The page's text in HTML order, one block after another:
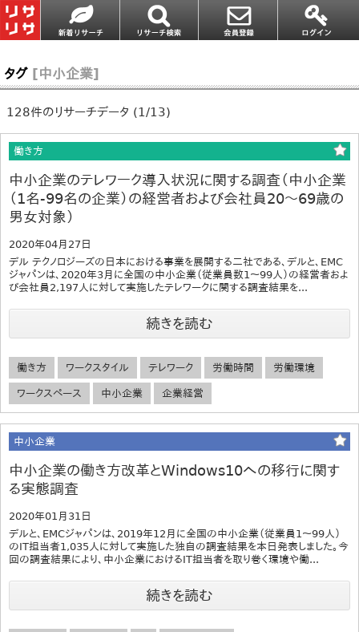
タグ [中小企業]
128件のリサーチデータ (1/13)
働き方
中小企業のテレワーク導入状況に関する調査（中小企業
（1名-99名の企業）の経営者および会社員20～69歳の
男女対象）
2020年04月27日
デル テクノロジーズの日本における事業を展開する二社である、デルと、EMC
ジャパンは、2020年3月に全国の中小企業（従業員数1～99人）の経営者およ
び会社員2,197人に対して実施したテレワークに関する調査結果を...
続きを読む
働き方 ワークスタイル テレワーク 労働時間 労働環境
ワークスペース 中小企業 企業経営
中小企業
中小企業の働き方改革とWindows10への移行に関す
る実態調査
2020年01月31日
デルと、EMCジャパンは、2019年12月に全国の中小企業（従業員1～99人）
のIT担当者1,035人に対して実施した独自の調査結果を本日発表しました。今
回の調査結果により、中小企業におけるIT担当者を取り巻く環境や働...
続きを読む